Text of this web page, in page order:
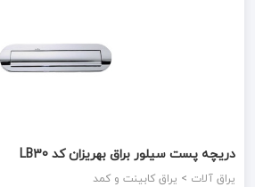
دریچه پست سیلور براق بهریزان کد LB30
یراق آلات > یراق کابینت و کمد